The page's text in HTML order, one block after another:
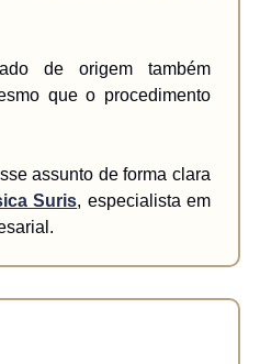
de origem também
que o procedimento
assunto de forma clara
Suris, especialista em